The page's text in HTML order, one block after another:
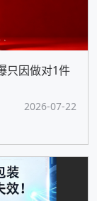
只因做对1件
2026-07-22